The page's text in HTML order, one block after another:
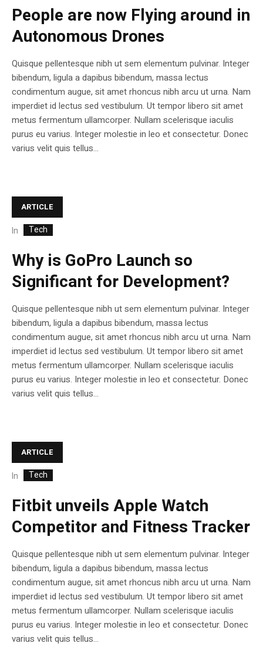
People are now Flying around in
Autonomous Drones
Quisque pellentesque nibh ut sem elementum pulvinar. Integer
bibendum, ligula a dapibus bibendum, massa lectus
condimentum augue, sit amet rhoncus nibh arcu ut urna. Nam
imperdiet id lectus sed vestibulum. Ut tempor libero sit amet
metus fermentum ullamcorper. Nullam scelerisque iaculis
purus eu varius. Integer molestie in leo et consectetur. Donec
varius velit quis tellus...
ARTICLE
In Tech
Why is GoPro Launch so
Significant for Development?
Quisque pellentesque nibh ut sem elementum pulvinar. Integer
bibendum, ligula a dapibus bibendum, massa lectus
condimentum augue, sit amet rhoncus nibh arcu ut urna. Nam
imperdiet id lectus sed vestibulum. Ut tempor libero sit amet
metus fermentum ullamcorper. Nullam scelerisque iaculis
purus eu varius. Integer molestie in leo et consectetur. Donec
varius velit quis tellus...
ARTICLE
In Tech
Fitbit unveils Apple Watch
Competitor and Fitness Tracker
Quisque pellentesque nibh ut sem elementum pulvinar. Integer
bibendum, ligula a dapibus bibendum, massa lectus
condimentum augue, sit amet rhoncus nibh arcu ut urna. Nam
imperdiet id lectus sed vestibulum. Ut tempor libero sit amet
metus fermentum ullamcorper. Nullam scelerisque iaculis
purus eu varius. Integer molestie in leo et consectetur. Donec
varius velit quis tellus...